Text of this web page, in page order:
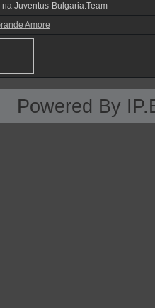
на Juventus-Bulgaria.Team
Amore
Powered By